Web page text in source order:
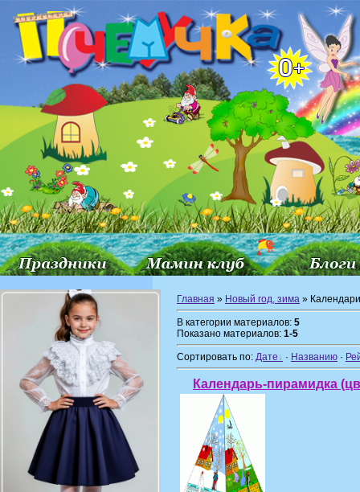
Главная » Новый год, зима » Календари
В категории материалов: 5
Показано материалов: 1-5
Сортировать по: Дате · Названию ·
Календарь-пирамидка